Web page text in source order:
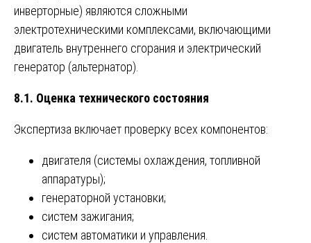
инверторные) являются сложными
электротехническими комплексами, включающими
двигатель внутреннего сгорания и электрический
генератор (альтернатор).
8.1. Оценка технического состояния
Экспертиза включает проверку всех компонентов:
двигателя (системы охлаждения, топливной
аппаратуры);
генераторной установки;
систем зажигания;
систем автоматики и управления.